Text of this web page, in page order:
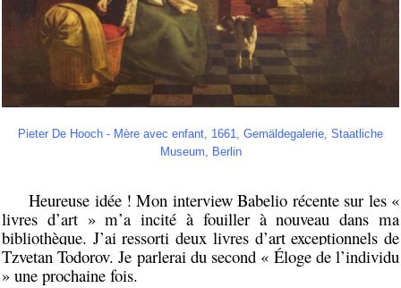
Pieter De Hooch - Mère avec enfant, 1661, Gemäldegalerie, Staatliche
Museum, Berlin
Heureuse idée ! Mon interview Babelio récente sur les «
livres d’art » m’a incité à fouiller à nouveau dans ma
bibliothèque. J’ai ressorti deux livres d’art exceptionnels de
Tzvetan Todorov. Je parlerai du second « Éloge de l’individu
» une prochaine fois.